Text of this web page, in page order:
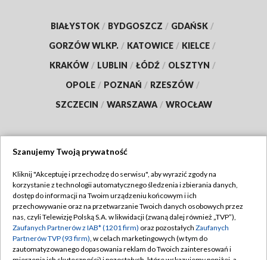
BIAŁYSTOK / BYDGOSZCZ / GDAŃSK /
GORZÓW WLKP. / KATOWICE / KIELCE /
KRAKÓW / LUBLIN / ŁÓDŹ / OLSZTYN /
OPOLE / POZNAŃ / RZESZÓW /
SZCZECIN / WARSZAWA / WROCŁAW
TVP
Abonament TVP
Emisja w TVP
Centrum informacji TVP
Regulamin TVP
Polityka prywatności
Moje zgody
Szanujemy Twoją prywatność
Kliknij "Akceptuję i przechodzę do serwisu", aby wyrazić zgody na
korzystanie z technologii automatycznego śledzenia i zbierania danych,
dostęp do informacji na Twoim urządzeniu końcowym i ich
przechowywanie oraz na przetwarzanie Twoich danych osobowych przez
nas, czyli Telewizję Polską S.A. w likwidacji (zwaną dalej również „TVP”),
Zaufanych Partnerów z IAB* (1201 firm) oraz pozostałych Zaufanych
Partnerów TVP (93 firm), w celach marketingowych (w tym do
zautomatyzowanego dopasowania reklam do Twoich zainteresowań i